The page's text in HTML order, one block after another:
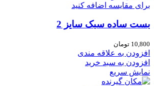
برای مقایسه اضافه کنید
بست ساده سبک سایز 2
10,800 تومان
افزودن به علاقه مندی
افزودن به سبد خرید
نمایش سریع